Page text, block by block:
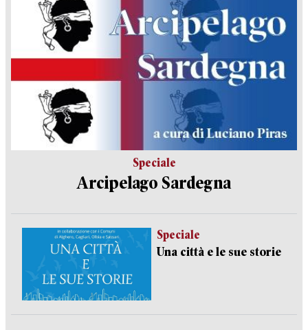
Speciale
Arcipelago Sardegna
Speciale
Una città e le sue storie